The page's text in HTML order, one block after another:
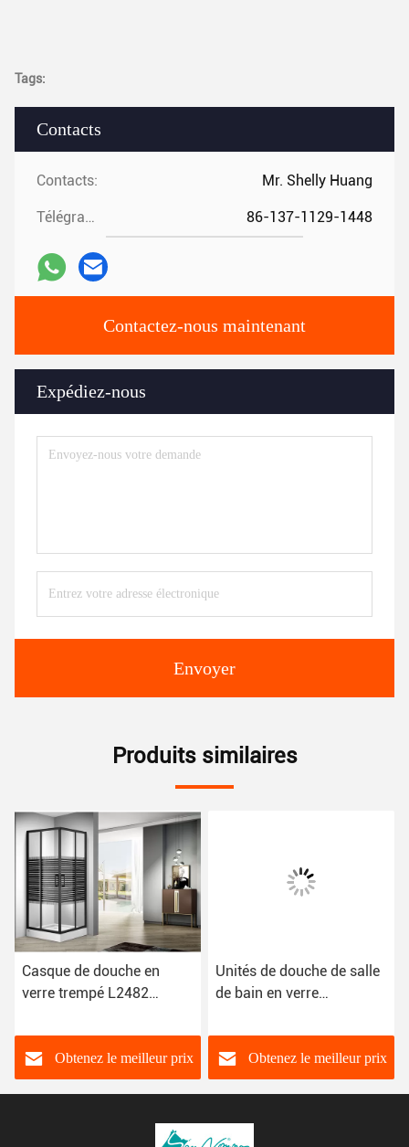
Contacts
Contacts: Mr. Shelly Huang
Télégramme: 86-137-1129-1448
Contactez-nous maintenant
Expédiez-nous
Envoyer
Tags:
Produits similaires
Casque de douche en
verre trempé L2482
qualité sanitaire
Obtenez le meilleur prix
Unités de douche de salle
de bain en verre
Obtenez le meilleur prix